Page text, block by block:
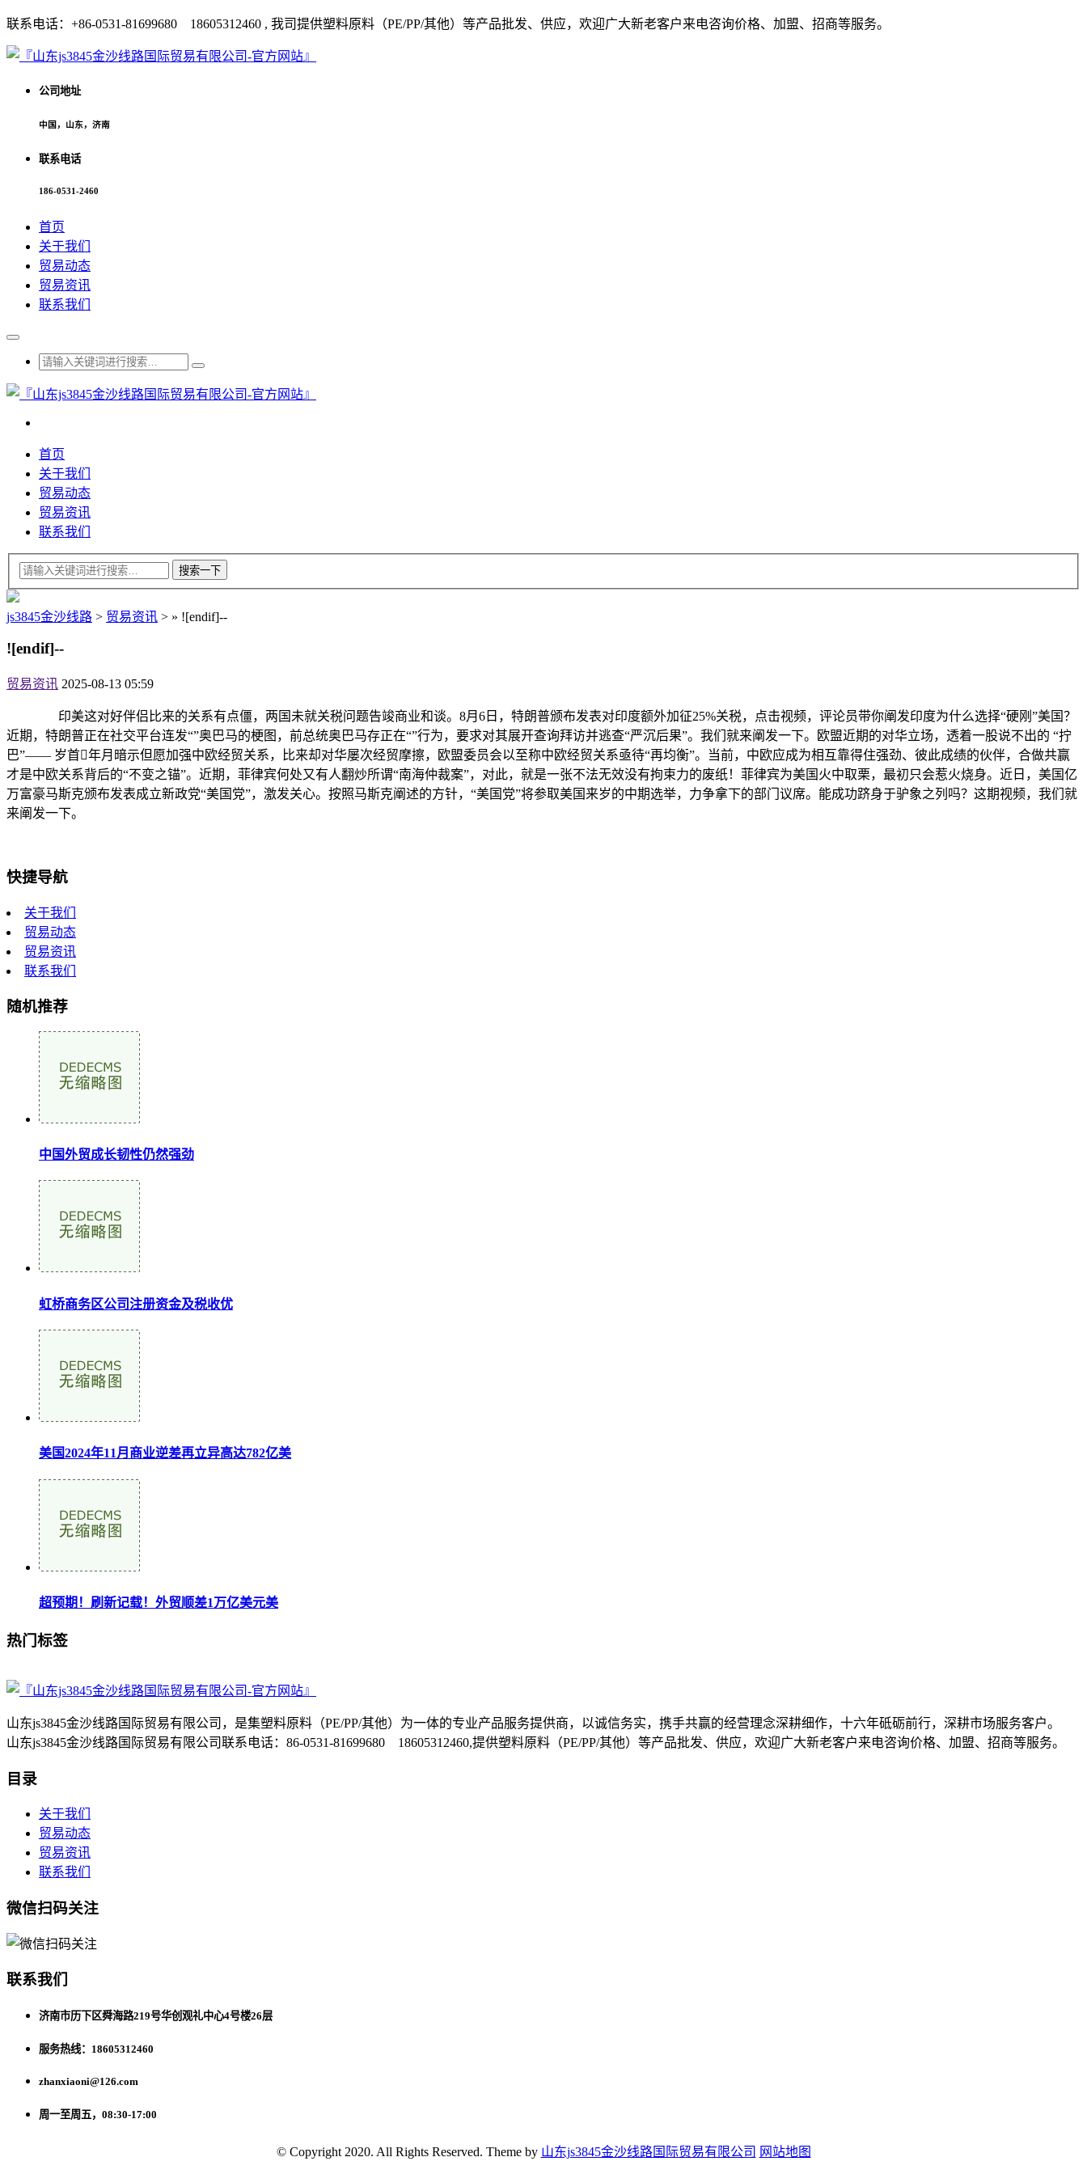
联系电话：+86-0531-81699680 18605312460 , 我司提供塑料原料（PE/PP/其他）等产品批发、供应，欢迎广大新老客户来电咨询价格、加盟、招商等服务。
公司地址
中国，山东，济南
联系电话
186-0531-2460
首页
关于我们
贸易动态
贸易资讯
联系我们
首页
关于我们
贸易动态
贸易资讯
联系我们
js3845金沙线路 > 贸易资讯 > » ![endif]--
![endif]--
贸易资讯 2025-08-13 05:59
印美这对好伴侣比来的关系有点僵，两国未就关税问题告竣商业和谈。8月6日，特朗普颁布发表对印度额外加征25%关税，点击视频，评论员带你阐发印度为什么选择“硬刚”美国？
近期，特朗普正在社交平台连发“”奥巴马的梗图，前总统奥巴马存正在“”行为，要求对其展开查询拜访并逃查“严沉后果”。我们就来阐发一下。欧盟近期的对华立场，透着一股说不出的 “拧
巴”—— 岁首年月暗示但愿加强中欧经贸关系，比来却对华屡次经贸摩擦，欧盟委员会以至称中欧经贸关系亟待“再均衡”。当前，中欧应成为相互靠得住强劲、彼此成绩的伙伴，合做共赢
才是中欧关系背后的“不变之锚”。近期，菲律宾何处又有人翻炒所谓“南海仲裁案”，对此，就是一张不法无效没有拘束力的废纸！菲律宾为美国火中取栗，最初只会惹火烧身。近日，美国亿
万富豪马斯克颁布发表成立新政党“美国党”，激发关心。按照马斯克阐述的方针，“美国党”将参取美国来岁的中期选举，力争拿下的部门议席。能成功跻身于驴象之列吗？这期视频，我们就
来阐发一下。
快捷导航
关于我们
贸易动态
贸易资讯
联系我们
随机推荐
中国外贸成长韧性仍然强劲
虹桥商务区公司注册资金及税收优
美国2024年11月商业逆差再立异高达782亿美
超预期！刷新记载！外贸顺差1万亿美元美
热门标签
山东js3845金沙线路国际贸易有限公司，是集塑料原料（PE/PP/其他）为一体的专业产品服务提供商，以诚信务实，携手共赢的经营理念深耕细作，十六年砥砺前行，深耕市场服务客户。
山东js3845金沙线路国际贸易有限公司联系电话：86-0531-81699680 18605312460,提供塑料原料（PE/PP/其他）等产品批发、供应，欢迎广大新老客户来电咨询价格、加盟、招商等服务。
目录
关于我们
贸易动态
贸易资讯
联系我们
微信扫码关注
联系我们
济南市历下区舜海路219号华创观礼中心4号楼26层
服务热线：18605312460
zhanxiaoni@126.com
周一至周五，08:30-17:00
© Copyright 2020. All Rights Reserved. Theme by 山东js3845金沙线路国际贸易有限公司 网站地图